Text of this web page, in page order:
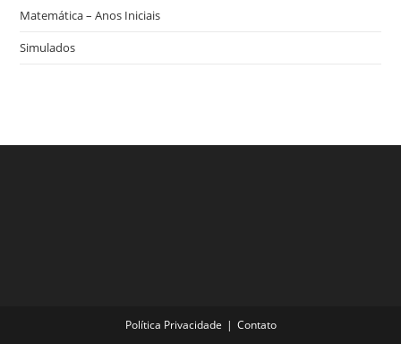
Matemática – Anos Iniciais
Simulados
Política Privacidade Contato